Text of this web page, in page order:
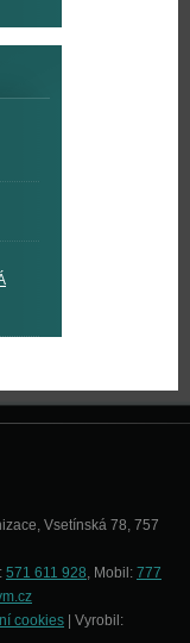
Vsetínská 78, 757
571 611 928, Mobil: 777
cookies | Vyrobil: